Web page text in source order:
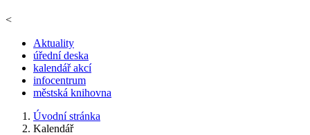
<
Aktuality
úřední deska
kalendář akcí
infocentrum
městská knihovna
Úvodní stránka
Kalendář